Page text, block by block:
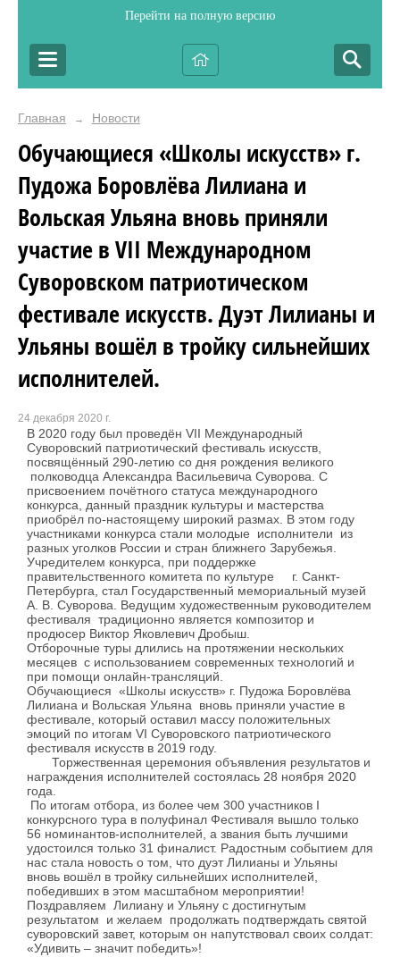
Перейти на полную версию
Главная → Новости
Обучающиеся «Школы искусств» г.
Пудожа Боровлёва Лилиана и
Вольская Ульяна вновь приняли
участие в VII Международном
Суворовском патриотическом
фестивале искусств. Дуэт Лилианы и
Ульяны вошёл в тройку сильнейших
исполнителей.
24 декабря 2020 г.
В 2020 году был проведён VII Международный
Суворовский патриотический фестиваль искусств,
посвящённый 290-летию со дня рождения великого
полководца Александра Васильевича Суворова. С
присвоением почётного статуса международного
конкурса, данный праздник культуры и мастерства
приобрёл по-настоящему широкий размах. В этом году
участниками конкурса стали молодые исполнители из
разных уголков России и стран ближнего Зарубежья.
Учредителем конкурса, при поддержке
правительственного комитета по культуре г. Санкт-
Петербурга, стал Государственный мемориальный музей
А. В. Суворова. Ведущим художественным руководителем
фестиваля традиционно является композитор и
продюсер Виктор Яковлевич Дробыш.
Отборочные туры длились на протяжении нескольких
месяцев с использованием современных технологий и
при помощи онлайн-трансляций.
Обучающиеся «Школы искусств» г. Пудожа Боровлёва
Лилиана и Вольская Ульяна вновь приняли участие в
фестивале, который оставил массу положительных
эмоций по итогам VI Суворовского патриотического
фестиваля искусств в 2019 году.
Торжественная церемония объявления результатов и
награждения исполнителей состоялась 28 ноября 2020
года.
По итогам отбора, из более чем 300 участников I
конкурсного тура в полуфинал Фестиваля вышло только
56 номинантов-исполнителей, а звания быть лучшими
удостоился только 31 финалист. Радостным событием для
нас стала новость о том, что дуэт Лилианы и Ульяны
вновь вошёл в тройку сильнейших исполнителей,
победивших в этом масштабном мероприятии!
Поздравляем Лилиану и Ульяну с достигнутым
результатом и желаем продолжать подтверждать святой
суворовский завет, которым он напутствовал своих солдат:
«Удивить – значит победить»!